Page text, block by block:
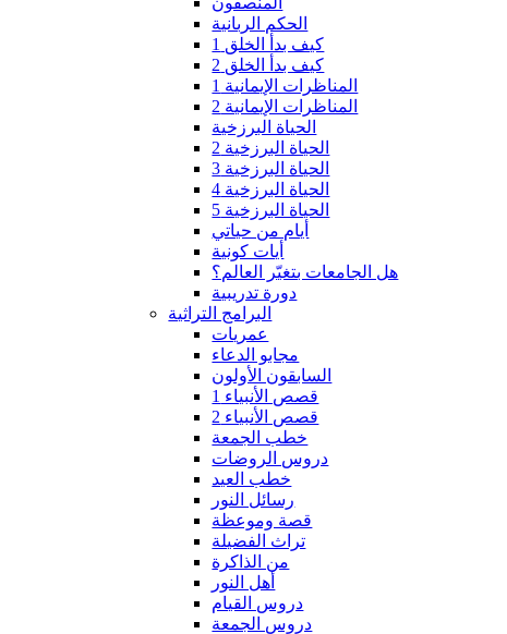
الحكم الربانية
كيف بدأ الخلق 1
كيف بدأ الخلق 2
المناظرات الإيمانية 1
المناظرات الإيمانية 2
الحياة البرزخية
الحياة البرزخية 2
الحياة البرزخية 3
الحياة البرزخية 4
الحياة البرزخية 5
أيام من حياتي
أيات كونية
هل الجامعات بتغيّر العالم؟
دورة تدريبية
البرامج التراثية
عمريات
مجابو الدعاء
السابقون الأولون
قصص الأنبياء 1
قصص الأنبياء 2
خطب الجمعة
دروس الروضات
خطب العيد
رسائل النور
قصة وموعظة
تراث الفضيلة
من الذاكرة
أهل النور
دروس القيام
دروس الجمعة